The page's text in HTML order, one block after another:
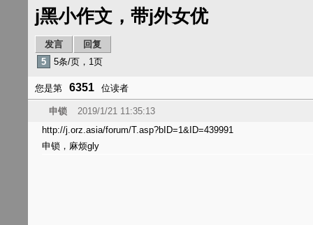
j黑小作文，带j外女优
发言
回复
5
5条/页，1页
您是第 6351 位读者
申锁
2019/1/21 11:35:13
http://j.orz.asia/forum/T.asp?bID=1&ID=439991
申锁，麻烦gly